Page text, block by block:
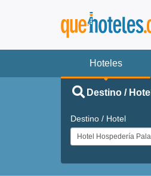
Hoteles
Destino / Hotel
Destino / Hotel